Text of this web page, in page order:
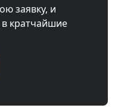
заявку, и
в кратчайшие